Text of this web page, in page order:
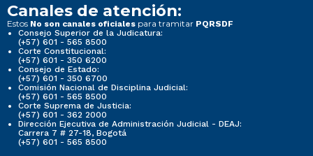
Canales de atención:
Estos No son canales oficiales para tramitar PQRSDF
Consejo Superior de la Judicatura:
(+57) 601 - 565 8500
Corte Constitucional:
(+57) 601 - 350 6200
Consejo de Estado:
(+57) 601 - 350 6700
Comisión Nacional de Disciplina Judicial:
(+57) 601 - 565 8500
Corte Suprema de Justicia:
(+57) 601 - 362 2000
Dirección Ejecutiva de Administración Judicial - DEAJ:
Carrera 7 # 27-18, Bogotá
(+57) 601 - 565 8500